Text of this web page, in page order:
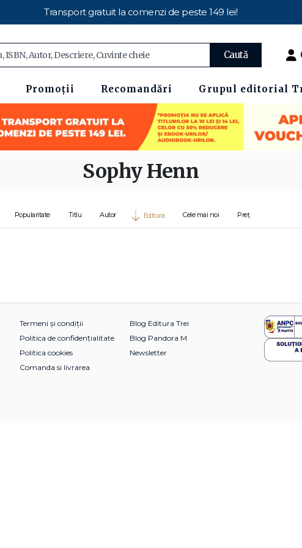
Transport gratuit la comenzi de peste 149 lei!
Caută
Promoții Recomandări Grupul editorial
Sophy Henn
Popularitate Titlu Autor Editura Cele mai noi Preț
Termeni și condiții
Politica de confidențialitate
Politica cookies
Comanda si livrarea
Blog Editura Trei
Blog Pandora M
Newsletter